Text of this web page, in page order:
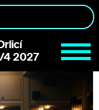
2027